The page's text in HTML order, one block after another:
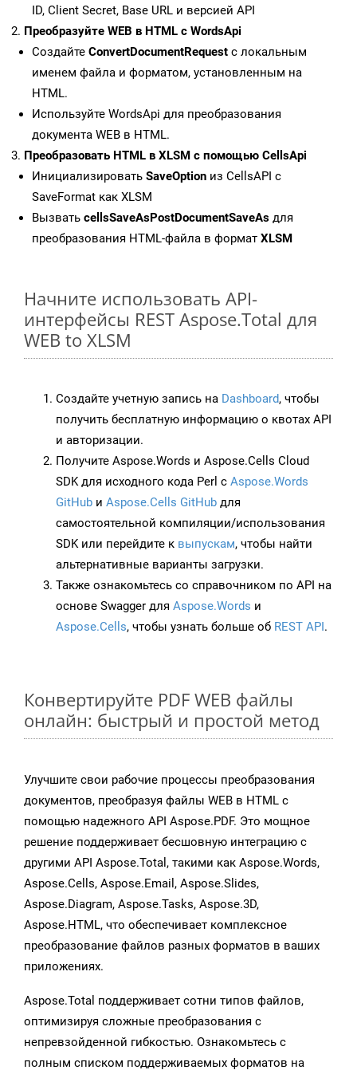
ID, Client Secret, Base URL и версией API
Преобразуйте WEB в HTML с WordsApi
Создайте ConvertDocumentRequest с локальным
именем файла и форматом, установленным на
HTML.
Используйте WordsApi для преобразования
документа WEB в HTML.
Преобразовать HTML в XLSM с помощью CellsApi
Инициализировать SaveOption из CellsAPI с
SaveFormat как XLSM
Вызвать cellsSaveAsPostDocumentSaveAs для
преобразования HTML-файла в формат XLSM
Начните использовать API-
интерфейсы REST Aspose.Total для
WEB to XLSM
Создайте учетную запись на Dashboard, чтобы
получить бесплатную информацию о квотах API
и авторизации.
Получите Aspose.Words и Aspose.Cells Cloud
SDK для исходного кода Perl с Aspose.Words
GitHub и Aspose.Cells GitHub для
самостоятельной компиляции/использования
SDK или перейдите к выпускам, чтобы найти
альтернативные варианты загрузки.
Также ознакомьтесь со справочником по API на
основе Swagger для Aspose.Words и
Aspose.Cells, чтобы узнать больше об REST API.
Конвертируйте PDF WEB файлы
онлайн: быстрый и простой метод
Улучшите свои рабочие процессы преобразования
документов, преобразуя файлы WEB в HTML с
помощью надежного API Aspose.PDF. Это мощное
решение поддерживает бесшовную интеграцию с
другими API Aspose.Total, такими как Aspose.Words,
Aspose.Cells, Aspose.Email, Aspose.Slides,
Aspose.Diagram, Aspose.Tasks, Aspose.3D,
Aspose.HTML, что обеспечивает комплексное
преобразование файлов разных форматов в ваших
приложениях.
Aspose.Total поддерживает сотни типов файлов,
оптимизируя сложные преобразования с
непревзойденной гибкостью. Ознакомьтесь с
полным списком поддерживаемых форматов на